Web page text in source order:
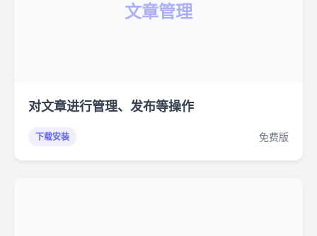
文章管理
对文章进行管理、发布等操作
下载安装 免费版